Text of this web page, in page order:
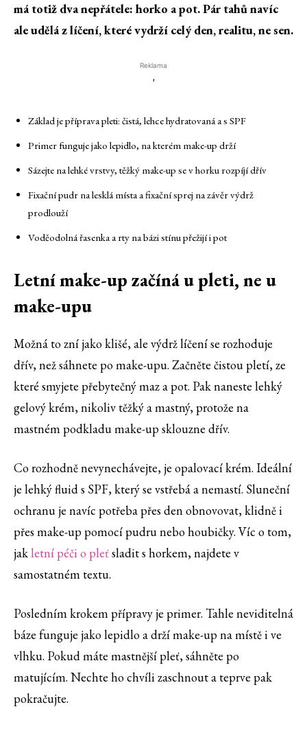
má totiž dva nepřátele: horko a pot. Pár tahů navíc
ale udělá z líčení, které vydrží celý den, realitu, ne sen.
Reklama
'
Základ je příprava pleti: čistá, lehce hydratovaná a s SPF
Primer funguje jako lepidlo, na kterém make-up drží
Sázejte na lehké vrstvy, těžký make-up se v horku rozpíjí dřív
Fixační pudr na lesklá místa a fixační sprej na závěr výdrž
prodlouží
Voděodolná řasenka a rty na bázi stínu přežijí i pot
Letní make-up začíná u pleti, ne u
make-upu
Možná to zní jako klišé, ale výdrž líčení se rozhoduje
dřív, než sáhnete po make-upu. Začněte čistou pletí, ze
které smyjete přebytečný maz a pot. Pak naneste lehký
gelový krém, nikoliv těžký a mastný, protože na
mastném podkladu make-up sklouzne dřív.
Co rozhodně nevynechávejte, je opalovací krém. Ideální
je lehký fluid s SPF, který se vstřebá a nemastí. Sluneční
ochranu je navíc potřeba přes den obnovovat, klidně i
přes make-up pomocí pudru nebo houbičky. Víc o tom,
jakletní péči o pleťsladit s horkem, najdete v
samostatném textu.
Posledním krokem přípravy je primer. Tahle neviditelná
báze funguje jako lepidlo a drží make-up na místě i ve
vlhku. Pokud máte mastnější pleť, sáhněte po
matujícím. Nechte ho chvíli zaschnout a teprve pak
pokračujte.